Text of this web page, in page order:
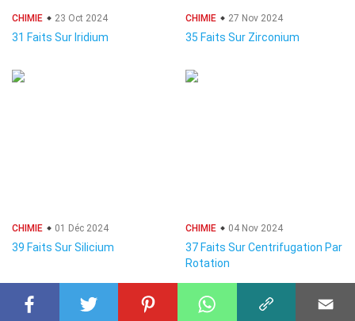
CHIMIE 23 Oct 2024
31 Faits Sur Iridium
CHIMIE 27 Nov 2024
35 Faits Sur Zirconium
CHIMIE 01 Déc 2024
39 Faits Sur Silicium
CHIMIE 04 Nov 2024
37 Faits Sur Centrifugation Par
Rotation